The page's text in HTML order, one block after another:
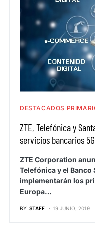
DESTACADOS
ZTE, Telefónica y
servicios bancarios
ZTE Corporation
Telefónica y el
implementarán los
Europa…
BY STAFF 19 JUNIO, 2019